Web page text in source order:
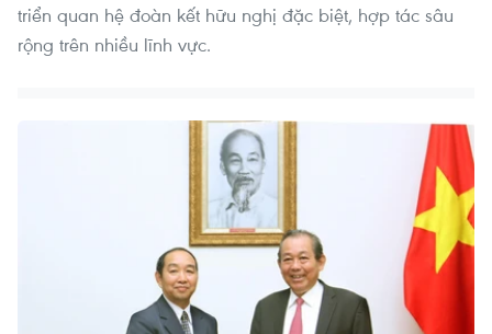
triển quan hệ đoàn kết hữu nghị đặc biệt, hợp tác sâu
rộng trên nhiều lĩnh vực.